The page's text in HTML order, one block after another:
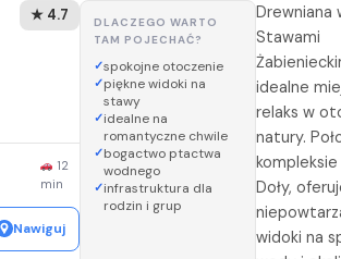
★ 4.7
12
min
Nawiguj
DLACZEGO WARTO
TAM POJECHAĆ?
spokojne otoczenie
piękne widoki na
stawy
idealne na
romantyczne chwile
bogactwo ptactwa
wodnego
infrastruktura dla
rodzin i grup
Drewniana
Stawami
idealne
relaks w
natury.
Doły,
widoki na